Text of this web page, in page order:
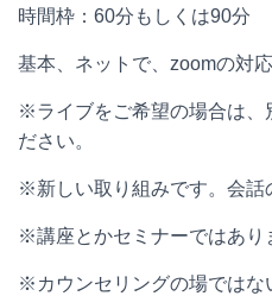
時間枠： 60分もしくは90分
基本、ネットで、 zoomの対
※ライブをご希望の場合は、
ださい。
※新しい取り組みです。会話
※講座とかセミナーではあり
※カウンセリングの場ではな